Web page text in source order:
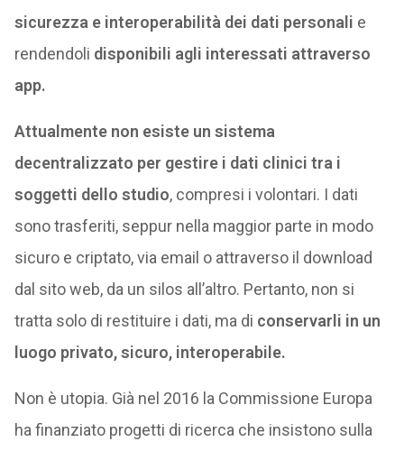
sicurezza e interoperabilità dei dati personali e
rendendoli disponibili agli interessati attraverso
app.
Attualmente non esiste un sistema
decentralizzato per gestire i dati clinici tra i
soggetti dello studio, compresi i volontari. I dati
sono trasferiti, seppur nella maggior parte in modo
sicuro e criptato, via email o attraverso il download
dal sito web, da un silos all’altro. Pertanto, non si
tratta solo di restituire i dati, ma di conservarli in un
luogo privato, sicuro, interoperabile.
Non è utopia. Già nel 2016 la Commissione Europa
ha finanziato progetti di ricerca che insistono sulla